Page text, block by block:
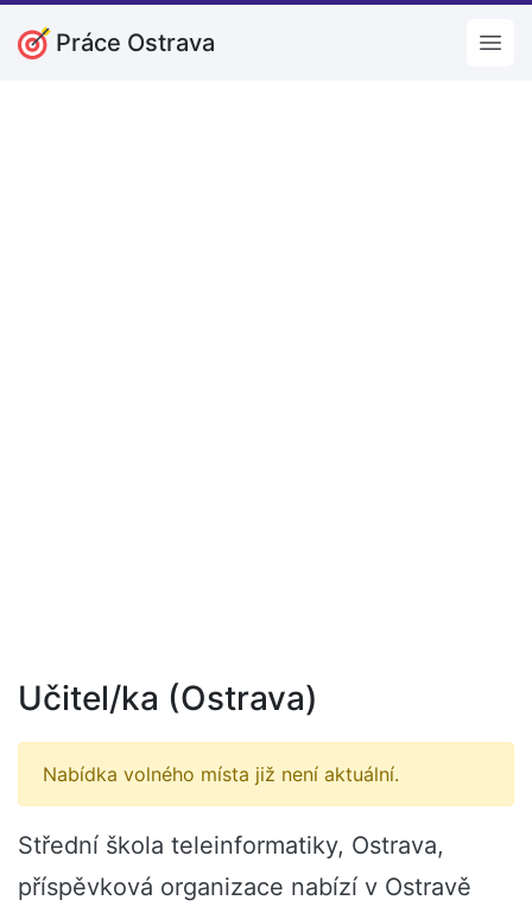
Práce Ostrava
Učitel/ka (Ostrava)
Nabídka volného místa již není aktuální.
Střední škola teleinformatiky, Ostrava,
příspěvková organizace nabízí v Ostravě